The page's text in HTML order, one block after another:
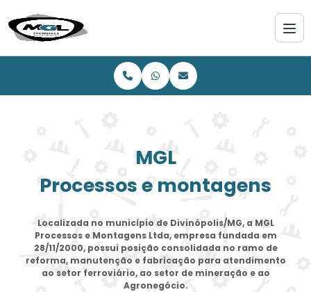
MGL
Processos e montagens
Localizada no município de Divinópolis/MG, a MGL
Processos e Montagens Ltda, empresa fundada em
28/11/2000, possui posição consolidada no ramo de
reforma, manutenção e fabricação para atendimento
ao setor ferroviário, ao setor de mineração e ao
Agronegócio.